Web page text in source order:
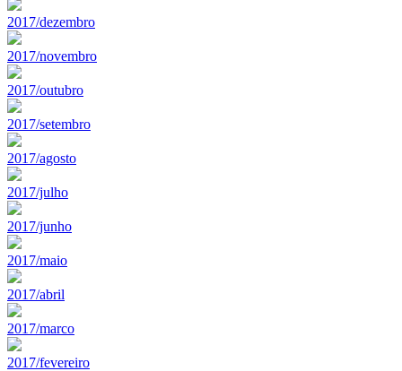
2017/dezembro
2017/novembro
2017/outubro
2017/setembro
2017/agosto
2017/julho
2017/junho
2017/maio
2017/abril
2017/marco
2017/fevereiro